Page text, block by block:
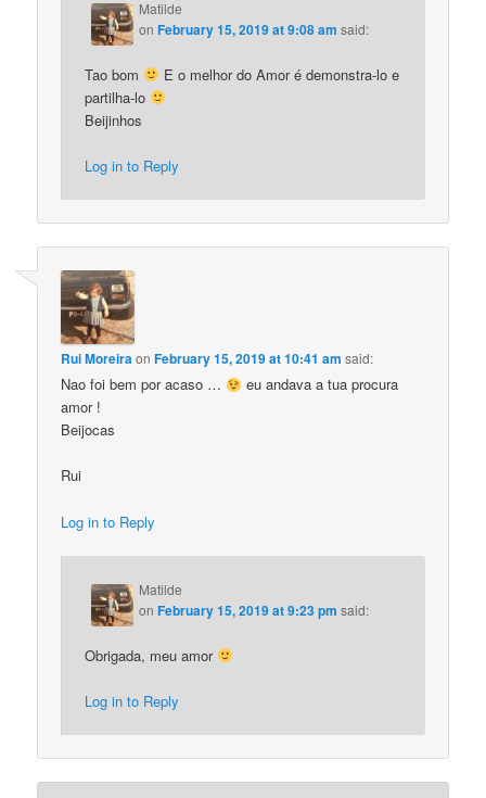
Matilde
onFebruary 15, 2019 at 9:08 am said:
Tao bom
E o melhor do Amor é demonstra-lo e
partilha-lo
Beijinhos
Log in to Reply
Rui MoreiraonFebruary 15, 2019 at 10:41 am said:
Nao foi bem por acaso …
eu andava a tua procura
amor !
Beijocas
Rui
Log in to Reply
Matilde
onFebruary 15, 2019 at 9:23 pm said:
Obrigada, meu amor
Log in to Reply